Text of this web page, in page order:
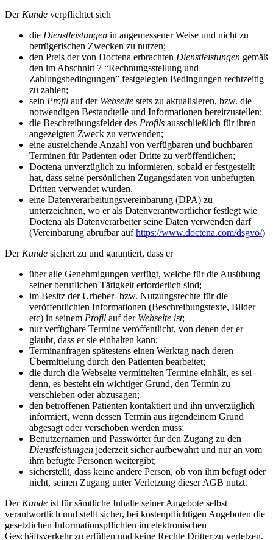
Der Kunde verpflichtet sich
die Dienstleistungen in angemessener Weise und nicht zu
betrügerischen Zwecken zu nutzen;
den Preis der von Doctena erbrachten Dienstleistungen gemäß
den im Abschnitt 7 “Rechnungsstellung und
Zahlungsbedingungen” festgelegten Bedingungen rechtzeitig
zu zahlen;
sein Profil auf der Webseite stets zu aktualisieren, bzw. die
notwendigen Bestandteile und Informationen bereitzustellen;
die Beschreibungsfelder des Profils ausschließlich für ihren
angezeigten Zweck zu verwenden;
eine ausreichende Anzahl von verfügbaren und buchbaren
Terminen für Patienten oder Dritte zu veröffentlichen;
Doctena unverzüglich zu informieren, sobald er festgestellt
hat, dass seine persönlichen Zugangsdaten von unbefugten
Dritten verwendet wurden.
eine Datenverarbeitungsvereinbarung (DPA) zu
unterzeichnen, wo er als Datenverantwortlicher festlegt wie
Doctena als Datenverarbeiter seine Daten verwenden darf
(Vereinbarung abrufbar aufhttps://www.doctena.com/dsgvo/)
Der Kunde sichert zu und garantiert, dass er
über alle Genehmigungen verfügt, welche für die Ausübung
seiner beruflichen Tätigkeit erforderlich sind;
im Besitz der Urheber- bzw. Nutzungsrechte für die
veröffentlichten Informationen (Beschreibungstexte, Bilder
etc) in seinem Profil auf der Webseite ist;
nur verfügbare Termine veröffentlicht, von denen der er
glaubt, dass er sie einhalten kann;
Terminanfragen spätestens einen Werktag nach deren
Übermittelung durch den Patienten bearbeitet;
die durch die Webseite vermittelten Termine einhält, es sei
denn, es besteht ein wichtiger Grund, den Termin zu
verschieben oder abzusagen;
den betroffenen Patienten kontaktiert und ihn unverzüglich
informiert, wenn dessen Termin aus irgendeinem Grund
abgesagt oder verschoben werden muss;
Benutzernamen und Passwörter für den Zugang zu den
Dienstleistungen jederzeit sicher aufbewahrt und nur an vom
ihm befugte Personen weitergibt;
sicherstellt, dass keine andere Person, ob von ihm befugt oder
nicht, seinen Zugang unter Verletzung dieser AGB nutzt.
Der Kunde ist für sämtliche Inhalte seiner Angebote selbst
verantwortlich und stellt sicher, bei kostenpflichtigen Angeboten die
gesetzlichen Informationspflichten im elektronischen
Geschäftsverkehr zu erfüllen und keine Rechte Dritter zu verletzen.